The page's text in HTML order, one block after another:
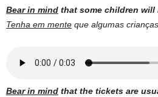
Bear in mind that some children will
Tenha em mente que algumas
Bear in mind that the tickets are